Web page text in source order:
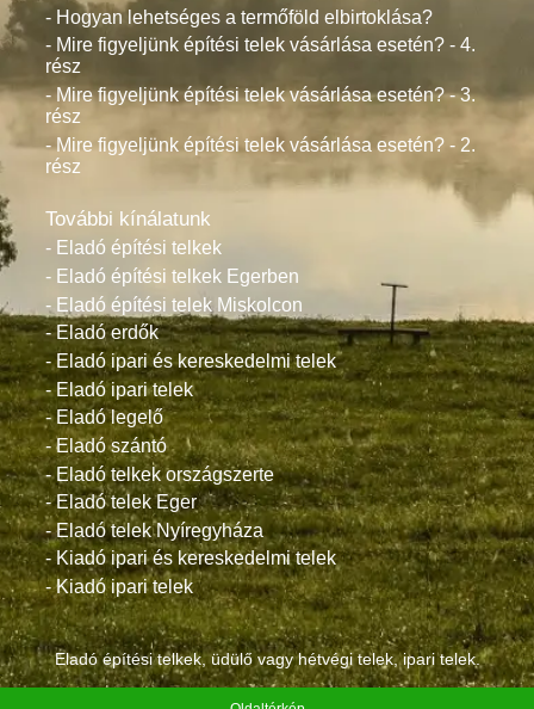
- Hogyan lehetséges a termőföld elbirtoklása?
- Mire figyeljünk építési telek vásárlása esetén? - 4.
rész
- Mire figyeljünk építési telek vásárlása esetén? - 3.
rész
- Mire figyeljünk építési telek vásárlása esetén? - 2.
rész
További kínálatunk
- Eladó építési telkek
- Eladó építési telkek Egerben
- Eladó építési telek Miskolcon
- Eladó erdők
- Eladó ipari és kereskedelmi telek
- Eladó ipari telek
- Eladó legelő
- Eladó szántó
- Eladó telkek országszerte
- Eladó telek Eger
- Eladó telek Nyíregyháza
- Kiadó ipari és kereskedelmi telek
- Kiadó ipari telek
Eladó építési telkek, üdülő vagy hétvégi telek, ipari telek.